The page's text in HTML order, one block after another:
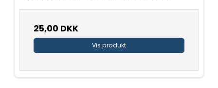
25,00 DKK
Vis produkt